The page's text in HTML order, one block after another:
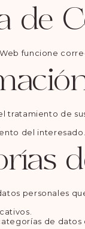
de
funcione
tratamiento de
del interesado.
personales
de